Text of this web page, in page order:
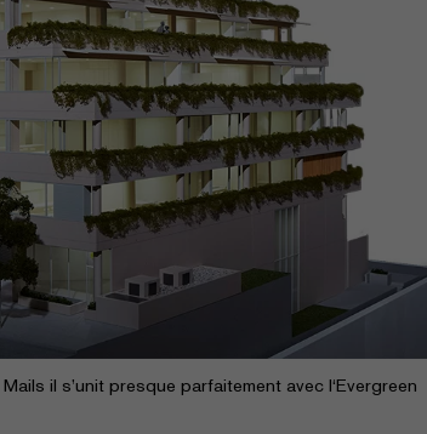
il s’unit presque parfaitement avec l‘Evergreen